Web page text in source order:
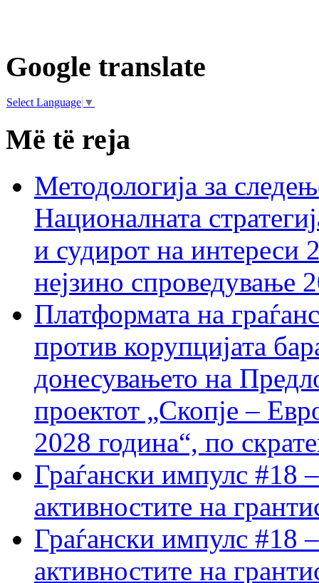
Google translate
Select Language ▼
Më të reja
Методологија за
Националната
и судирот на интереси
нејзино спроведување
Платформата на
против корупцијата
донесувањето на
проектот „Скопје –
2028 година“, по
Граѓански импулс #18
активностите на
Граѓански импулс #18
активностите на